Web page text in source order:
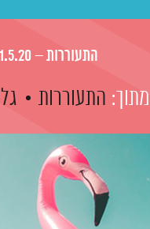
התעוררות – 21.5.20
מתוך: התעוררות